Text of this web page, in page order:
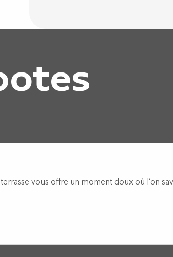
vous offre un moment doux où l’on